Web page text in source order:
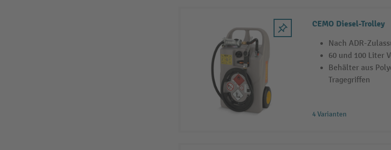
CEMO Diesel-Trolley
Nach ADR-
60 und 100 Liter
Behälter aus
Tragegriffen
4 Varianten